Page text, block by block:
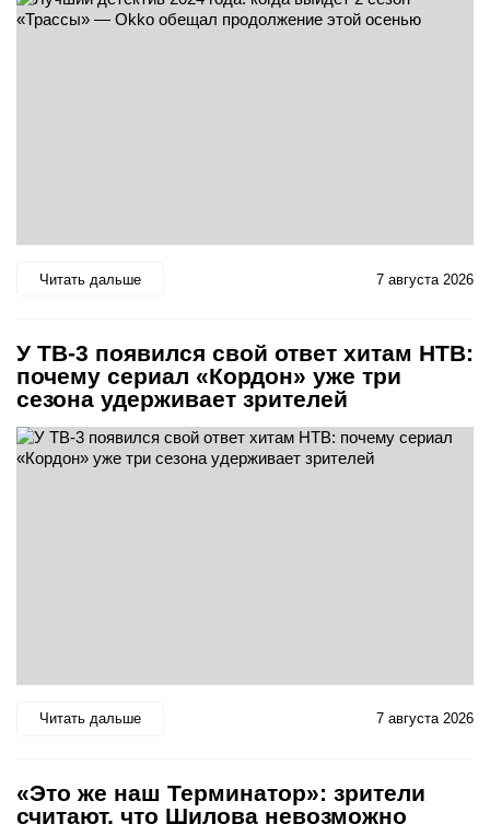
Читать дальше 7 августа 2026
У ТВ-3 появился свой ответ хитам НТВ:
почему сериал «Кордон» уже три
сезона удерживает зрителей
Читать дальше 7 августа 2026
«Это же наш Терминатор»: зрители
считают, что Шилова невозможно